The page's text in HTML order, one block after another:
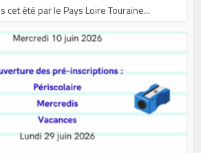
cet été par le Pays Loire Touraine...